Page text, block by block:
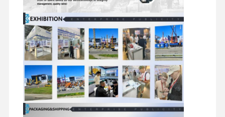
części zamienne do koparek